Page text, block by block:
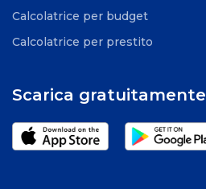
Calcolatrice per budget
Calcolatrice per prestito
Scarica gratuitamente